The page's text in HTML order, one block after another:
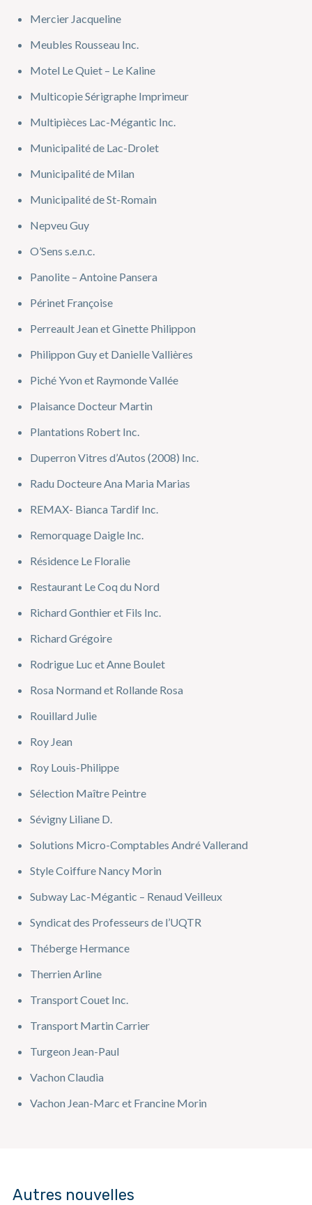
Mercier Jacqueline
Meubles Rousseau Inc.
Motel Le Quiet – Le Kaline
Multicopie Sérigraphe Imprimeur
Multipièces Lac-Mégantic Inc.
Municipalité de Lac-Drolet
Municipalité de Milan
Municipalité de St-Romain
Nepveu Guy
O’Sens s.e.n.c.
Panolite – Antoine Pansera
Périnet Françoise
Perreault Jean et Ginette Philippon
Philippon Guy et Danielle Vallières
Piché Yvon et Raymonde Vallée
Plaisance Docteur Martin
Plantations Robert Inc.
Duperron Vitres d’Autos (2008) Inc.
Radu Docteure Ana Maria Marias
REMAX- Bianca Tardif Inc.
Remorquage Daigle Inc.
Résidence Le Floralie
Restaurant Le Coq du Nord
Richard Gonthier et Fils Inc.
Richard Grégoire
Rodrigue Luc et Anne Boulet
Rosa Normand et Rollande Rosa
Rouillard Julie
Roy Jean
Roy Louis-Philippe
Sélection Maître Peintre
Sévigny Liliane D.
Solutions Micro-Comptables André Vallerand
Style Coiffure Nancy Morin
Subway Lac-Mégantic – Renaud Veilleux
Syndicat des Professeurs de l’UQTR
Théberge Hermance
Therrien Arline
Transport Couet Inc.
Transport Martin Carrier
Turgeon Jean-Paul
Vachon Claudia
Vachon Jean-Marc et Francine Morin
Autres nouvelles